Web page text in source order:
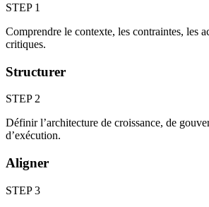
STEP 1
Comprendre le contexte, les contraintes, les
critiques.
Structurer
STEP 2
Définir l’architecture de croissance, de
d’exécution.
Aligner
STEP 3